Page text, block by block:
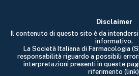
Disclaimer
Il contenuto di questo sito è da
informativo.
La Società Italiana di Farmacologia
responsabilità riguardo a possibili
interpretazioni presenti in queste
riferimento